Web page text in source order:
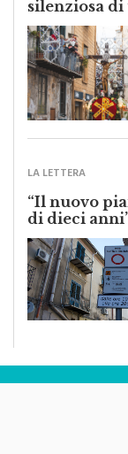
“Il nuovo
di dieci
Testata Giornalistica